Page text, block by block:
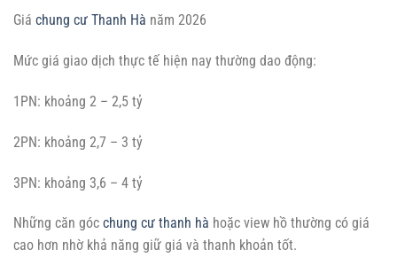
Giá chung cư Thanh Hà năm 2026
Mức giá giao dịch thực tế hiện nay thường dao động:
1PN: khoảng 2 – 2,5 tỷ
2PN: khoảng 2,7 – 3 tỷ
3PN: khoảng 3,6 – 4 tỷ
Những căn góc chung cư thanh hà hoặc view hồ thường có giá
cao hơn nhờ khả năng giữ giá và thanh khoản tốt.